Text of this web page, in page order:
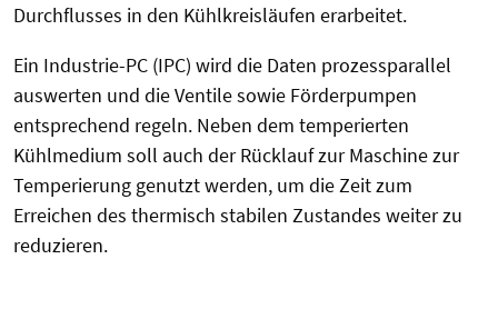
Durchflusses in den Kühlkreisläufen erarbeitet.
Ein Industrie-PC (IPC) wird die Daten prozessparallel
auswerten und die Ventile sowie Förderpumpen
entsprechend regeln. Neben dem temperierten
Kühlmedium soll auch der Rücklauf zur Maschine zur
Temperierung genutzt werden, um die Zeit zum
Erreichen des thermisch stabilen Zustandes weiter zu
reduzieren.